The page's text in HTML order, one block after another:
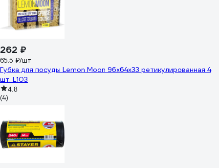
262 ₽
65.5 ₽/шт
Губка для посуды Lemon Moon 96x64x33 ретикулированная 4
шт. L103
4.8
(4)